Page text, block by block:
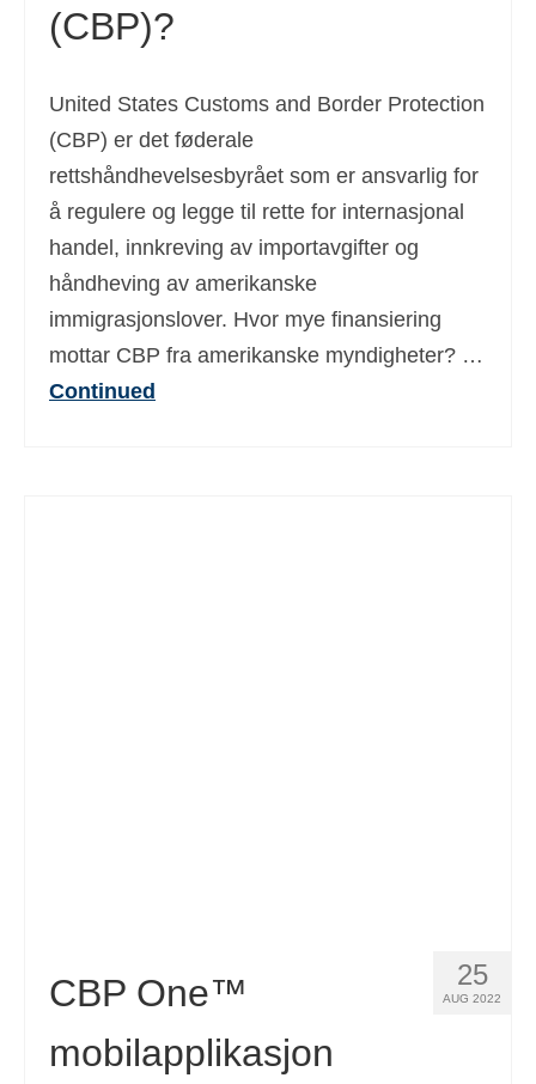
(CBP)?
United States Customs and Border Protection
(CBP) er det føderale
rettshåndhevelsesbyrået som er ansvarlig for
å regulere og legge til rette for internasjonal
handel, innkreving av importavgifter og
håndheving av amerikanske
immigrasjonslover. Hvor mye finansiering
mottar CBP fra amerikanske myndigheter? …
Continued
25
AUG 2022
CBP One™
mobilapplikasjon